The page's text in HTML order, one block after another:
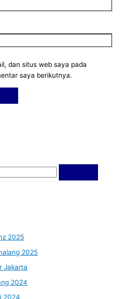
2025
2025
Jakarta
2024
2024
dan situs web saya pada
saya berikutnya.